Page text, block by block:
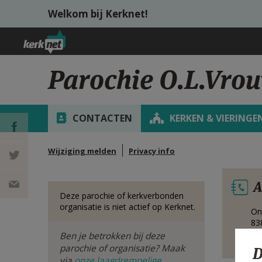
Overslaan en naar de inhoud gaan
Welkom bij Kerknet!
Parochie
CONTACTEN KERKEN &
Wijziging melden Privacy info
DEEL OP
FACEBOOK
DEEL OP
Deze parochie of kerkverbonden
organisatie is niet actief op Kerknet.
Ben je betrokken bij deze
parochie of organisatie? Maak